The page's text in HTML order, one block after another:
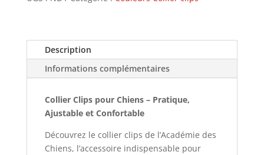
Description
Informations complémentaires
Collier Clips pour Chiens – Pratique,
Ajustable et Confortable
Découvrez le collier clips de l’Académie des
Chiens, l’accessoire indispensable pour